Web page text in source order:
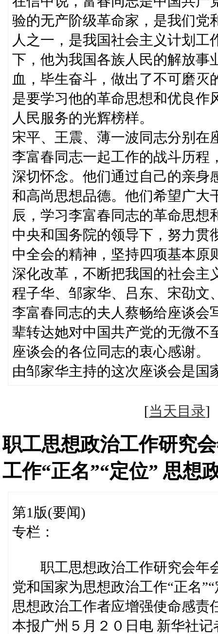
验的无产阶级革命家，是我们党
人之一，是我国社会主义计划
下，他为我国各族人民的解放事
血，毕生奋斗，做出了不可磨
是要学习他的革命思想和优良作
人民服务的光辉榜样。
宋平、王震、薄一波同志分别在
李富春同志一起工作的战斗历程
深切怀念。他们通过自己的亲身
和高尚思想品德。他们希望广大
辰，学习李富春同志的革命思想
中央和国务院的领导下，努力贯
中全会的精神，坚持四项基本原
深化改革，不断把我国的社会主
程子华、邹家华、吕东、宋劭文
李富春同志的夫人蔡畅给座谈会
辈转达她对中国共产党的无微不
座谈会的各位同志的衷心感谢。
由邹家华主持的这次座谈会是国
[当天目录
职工思想政治工作研究
工作“正名”“定位” 思想
第1版(要闻)
专栏：
职工思想政治工作研究会年
党和国家为思想政治工作“正名”“
思想政治工作者应增强使命感责
本报广州５月２０日电 新华社